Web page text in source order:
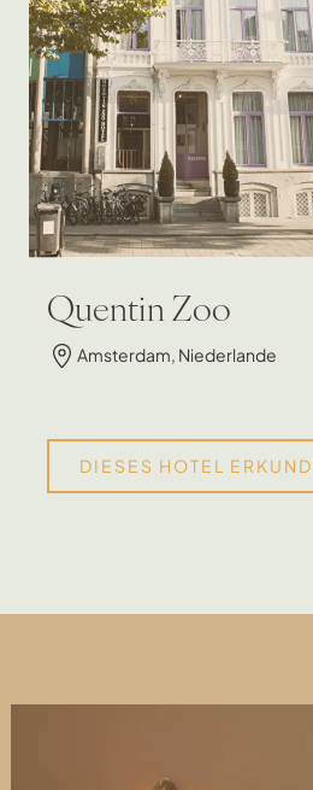
Quentin Zoo
Amsterdam, Niederlande
DIESES HOTEL